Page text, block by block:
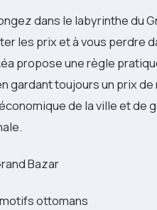
dans le labyrinthe du
les prix et à vous perdre
propose une règle
gardant toujours un prix
économique de la ville et
Bazar
ottomans